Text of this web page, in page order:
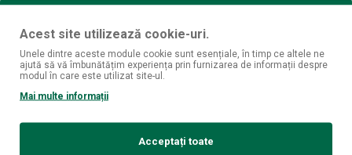
În anii 1800, Bokma a câștigat popularitate în rândul marinărimii
olandeze, devenind un gin preferat pe vasele maritime. Acest
lucru i-a adus o reputație solidă și a contribuit la extinderea
afacerii.
poziția ca un producător de gin de încredere și de calitate. Au
rămas fideli metodelor tradiționale de distilare și au pus un
accent deosebit pe selecția atentă a botanicelor pentru a obține
Acest site utilizează cookie-uri.
Unele dintre aceste module cookie sunt esențiale, în timp ce altele ne
ajută să vă îmbunătățim experiența prin furnizarea de informații despre
modul în care este utilizat site-ul.
Mai multe informații
Acceptați toate